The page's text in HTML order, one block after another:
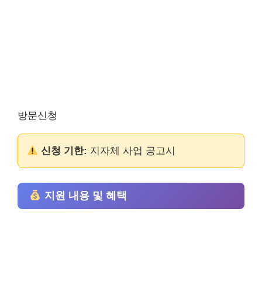
방문신청
신청 기한: 지자체 사업 공고시
지원 내용 및 혜택